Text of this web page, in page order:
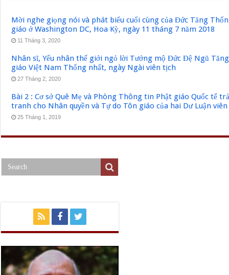
Mời nghe giọng nói và phát biểu cuối cùng của Đức Tăng
giáo ở Washington DC, Hoa Kỳ, ngày 11 tháng 7 năm 2018
11 Tháng 3, 2020
Nhân sĩ, Yếu nhân thế giới ngỏ lời Tưởng mộ Đức Đệ Ngũ
giáo Việt Nam Thống nhất, ngày Ngài viên tịch
27 Tháng 2, 2020
Bài 2 : Cơ sở Quê Mẹ và Phòng Thông tin Phật giáo Quốc tế
tranh cho Nhân quyền và Tự do Tôn giáo của hai Dư Luận viên
25 Tháng 1, 2019